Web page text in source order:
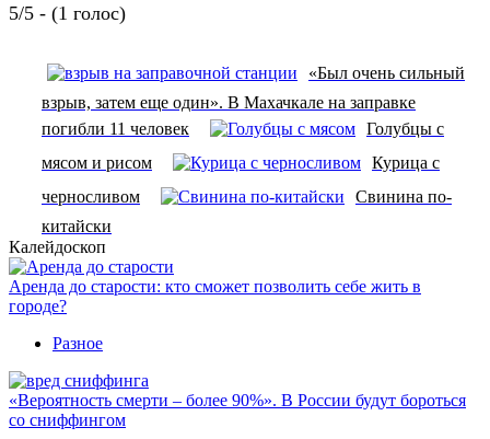
5/5 - (1 голос)
«Был очень сильный
взрыв, затем еще один». В Махачкале на заправке
погибли 11 человек
Голубцы с
мясом и рисом
Курица с
черносливом
Свинина по-
китайски
Калейдоскоп
Аренда до старости: кто сможет позволить себе жить в
городе?
Разное
«Вероятность смерти – более 90%». В России будут бороться
со сниффингом